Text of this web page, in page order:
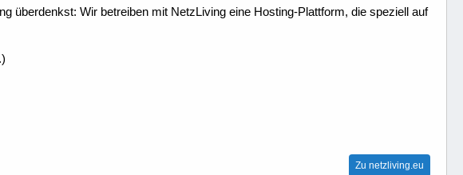
überdenkst: Wir betreiben mit NetzLiving eine Hosting-Plattform, die speziell auf
Zu netzliving.eu